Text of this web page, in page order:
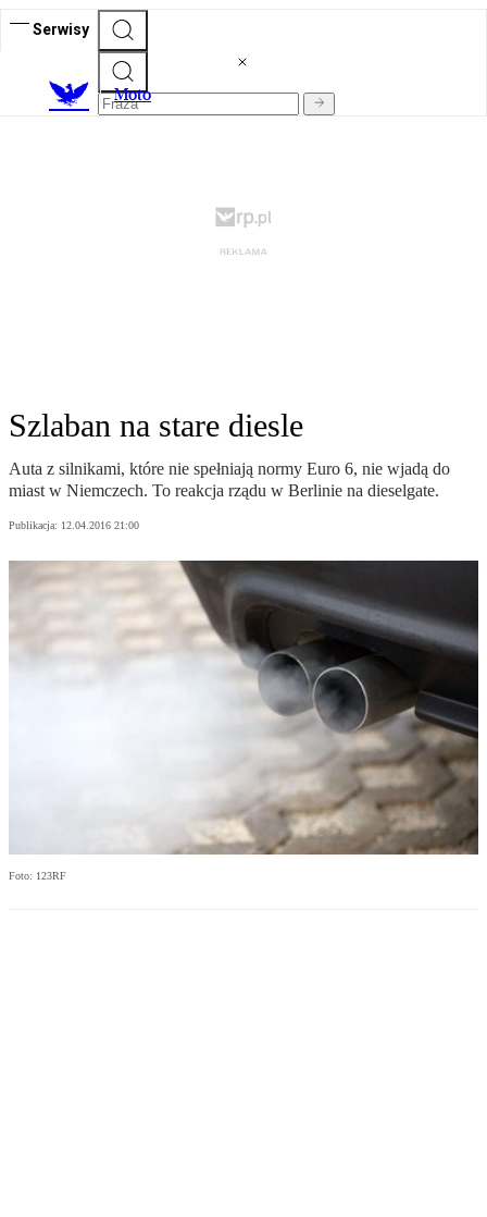
Serwisy
Moto
Szlaban na stare diesle
Auta z silnikami, które nie spełniają normy Euro 6, nie wjadą do
miast w Niemczech. To reakcja rządu w Berlinie na dieselgate.
Publikacja: 12.04.2016 21:00
Foto: 123RF